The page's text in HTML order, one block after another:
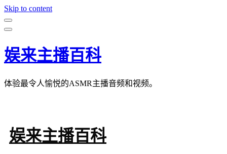
Skip to content
娱来主播百科
体验最令人愉悦的ASMR主播音频和视频。
娱来主播百科